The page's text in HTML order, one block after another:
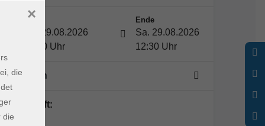
Start
Sa. 29.08.2026
11:00 Uhr
Ende
Sa. 29.08.2026
12:30 Uhr
1 Termin
Lehrkraft:
die
die
×